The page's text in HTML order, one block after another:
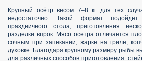
Крупный осётр весом 7–8 кг для тех
недостаточно. Такой формат
праздничного стола, приготовления
разделки впрок. Мясо осетра отличается
сочным при запекании, жарке на гриле,
духовке. Благодаря крупному размеру рыбы
для различных способов приготовления: